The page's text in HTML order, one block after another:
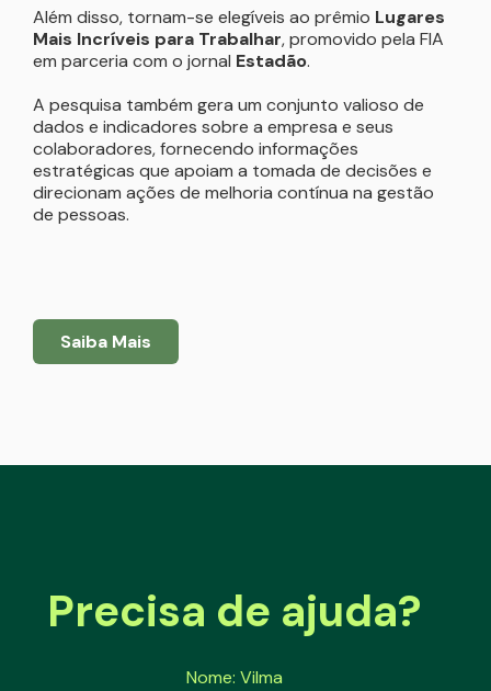
Além disso, tornam-se elegíveis ao prêmio Lugares
Mais Incríveis para Trabalhar, promovido pela FIA
em parceria com o jornal Estadão.
A pesquisa também gera um conjunto valioso de
dados e indicadores sobre a empresa e seus
colaboradores, fornecendo informações
estratégicas que apoiam a tomada de decisões e
direcionam ações de melhoria contínua na gestão
de pessoas.
Saiba Mais
Precisa de ajuda?
Nome: Vilma